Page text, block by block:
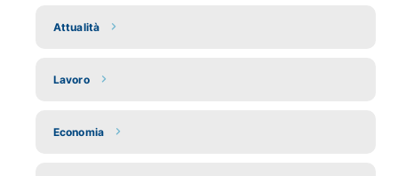
Attualità
Lavoro
Economia